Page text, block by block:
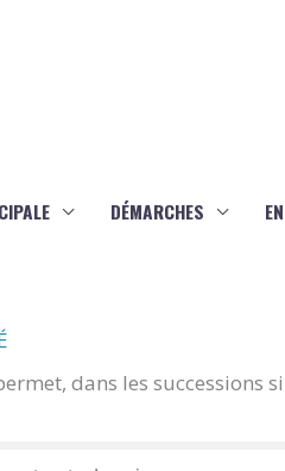
DÉMARCHES
dans les successions